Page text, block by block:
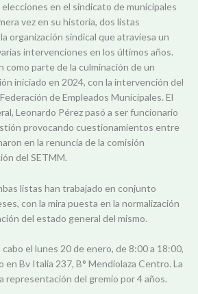
en el sindicato de municipales
vez en su historia, dos listas
organización sindical que atraviesa un
intervenciones en los últimos años.
como parte de la culminación de un
iniciado en 2024, con la intervención del
de Empleados Municipales. El
Leonardo Pérez pasó a ser funcionario
provocando cuestionamientos entre
en la renuncia de la comisión
del SETMM.
listas han trabajado en conjunto
con la mira puesta en la normalización
del estado general del mismo.
cabo el lunes 20 de enero, de 8:00 a 18:00,
en Bv Italia 237, B° Mendiolaza Centro. La
representación del gremio por 4 años.